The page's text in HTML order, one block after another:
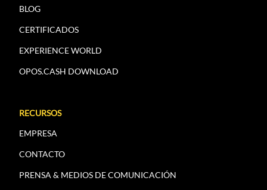
BLOG
CERTIFICADOS
EXPERIENCE WORLD
OPOS.CASH DOWNLOAD
RECURSOS
EMPRESA
CONTACTO
PRENSA & MEDIOS DE COMUNICACIÓN